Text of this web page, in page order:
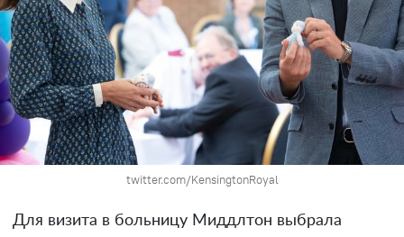
twitter.com/KensingtonRoyal
Для визита в больницу Миддлтон выбрала